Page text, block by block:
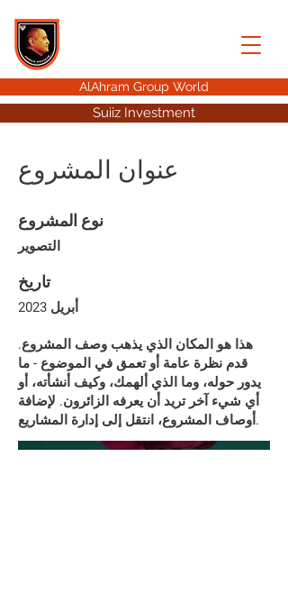
AlAhram Group World
Suiiz Investment
عنوان المشروع
نوع المشروع
التصوير
تاريخ
أبريل 2023
هذا هو المكان الذي يذهب وصف المشروع.
قدم نظرة عامة أو تعمق في الموضوع - ما
يدور حوله، وما الذي ألهمك، وكيف أنشأته، أو
أي شيء آخر تريد أن يعرفه الزائرون. لإضافة
أوصاف المشروع، انتقل إلى إدارة المشاريع.